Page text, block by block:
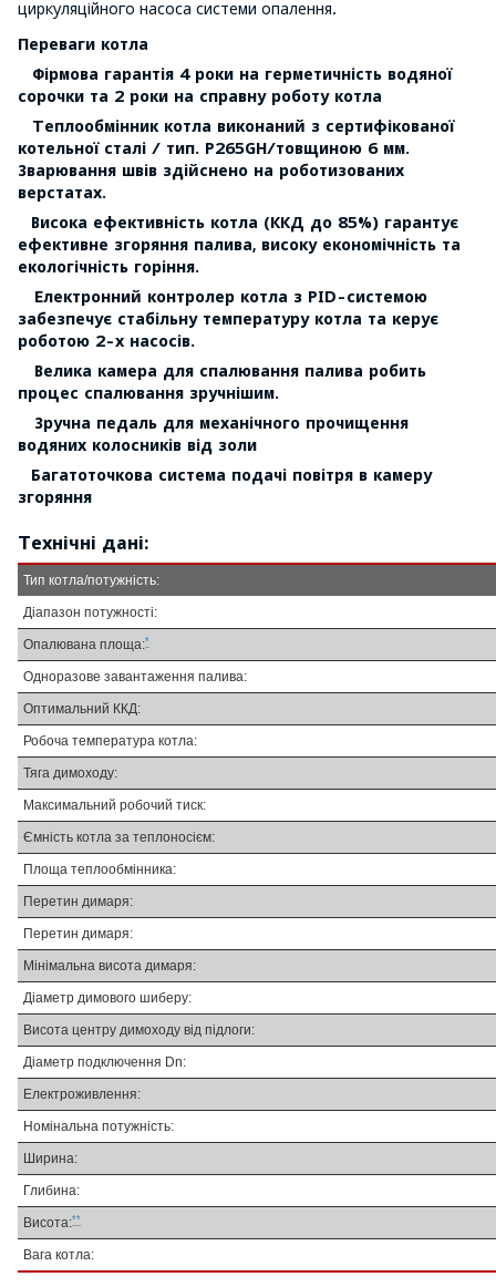
циркуляційного насоса системи опалення.
Переваги котла
Фірмова гарантія 4 роки на герметичність водяної
сорочки та 2 роки на справну роботу котла
Теплообмінник котла виконаний з сертифікованої
котельної сталі / тип. P265GH/товщиною 6 мм.
Зварювання швів здійснено на роботизованих
верстатах.
Висока ефективність котла (ККД до 85%) гарантує
ефективне згоряння палива, високу економічність та
екологічність горіння.
Електронний контролер котла з PID-системою
забезпечує стабільну температуру котла та керує
роботою 2-х насосів.
Велика камера для спалювання палива робить
процес спалювання зручнішим.
Зручна педаль для механічного прочищення
водяних колосників від золи
Багатоточкова система подачі повітря в камеру
згоряння
Технічні дані:
Тип котла/потужність:
Діапазон потужності:
Опалювана площа:*
Одноразове завантаження палива:
Оптимальний ККД:
Робоча температура котла:
Тяга димоходу:
Максимальний робочий тиск:
Ємність котла за теплоносієм:
Площа теплообмінника:
Перетин димаря:
Перетин димаря:
Мінімальна висота димаря:
Діаметр димового шиберу:
Висота центру димоходу від підлоги:
Діаметр подключення Dn:
Електроживлення:
Номінальна потужність:
Ширина:
Глибина:
Висота:**
Вага котла: